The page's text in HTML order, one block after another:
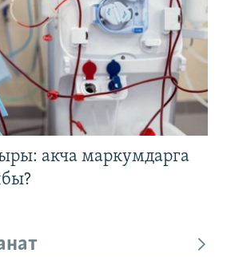
акча маркумдарга